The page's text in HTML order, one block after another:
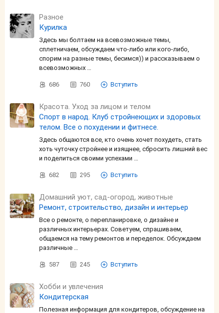
Разное
Курилка
Здесь мы болтаем на всевозможные темы,
сплетничаем, обсуждаем что-либо или кого-либо,
спорим на разные темы, бесимся)) и рассказываем о
всевозможных …
686 760 Вступить
Красота. Уход за лицом и телом
Спорт в народ. Клуб стройнеющих и здоровых
телом. Все о похудении и фитнесе.
Здесь общаются все, кто очень хочет похудеть, стать
хоть чуточку стройнее и изящнее, сбросить лишний вес
и поделиться своими успехами …
682 295 Вступить
Домашний уют, сад-огород, животные
Ремонт, строительство, дизайн и интерьер
Все о ремонте, о перепланировке, о дизайне и
различных интерьерах. Советуем, спрашиваем,
общаемся на тему ремонтов и переделок. Обсуждаем
различные …
587 245 Вступить
Хобби и увлечения
Кондитерская
Полезная информация для кондитеров, обсуждение на